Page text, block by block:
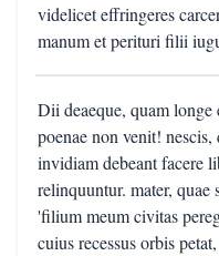
videlicet effringeres
manum et perituri filii
Dii deaeque, quam longe
poenae non venit!
invidiam debeant facere
relinquuntur. mater, quae
'filium meum civitas
cuius recessus orbis